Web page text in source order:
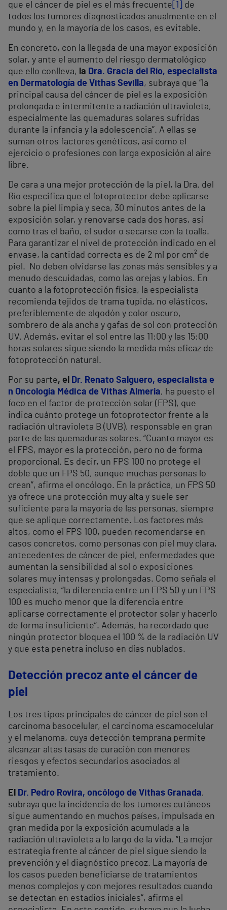
que el cáncer de piel es el más frecuente [1]
de
todos los tumores diagnosticados anualmente en el
mundo y, en la mayoría de los casos, es evitable.
En concreto, con la llegada de una mayor exposición
solar, y ante el aumento del riesgo dermatológico
que ello conlleva, la Dra. Gracia del Río, especialista
en Dermatología de Vithas Sevilla, subraya que “la
principal causa del cáncer de piel es la exposición
prolongada e intermitente a radiación ultravioleta,
especialmente las quemaduras solares sufridas
durante la infancia y la adolescencia”. A ellas se
suman otros factores genéticos, así como el
ejercicio o profesiones con larga exposición al aire
libre.
De cara a una mejor protección de la piel, la Dra. del
Río especifica que el fotoprotector debe aplicarse
sobre la piel limpia y seca, 30 minutos antes de la
exposición solar, y renovarse cada dos horas, así
como tras el baño, el sudor o secarse con la toalla.
Para garantizar el nivel de protección indicado en el
envase, la cantidad correcta es de 2 ml por cm² de
piel. No deben olvidarse las zonas más sensibles y a
menudo descuidadas, como las orejas y labios. En
cuanto a la fotoprotección física, la especialista
recomienda tejidos de trama tupida, no elásticos,
preferiblemente de algodón y color oscuro,
sombrero de ala ancha y gafas de sol con protección
UV. Además, evitar el sol entre las 11:00 y las 15:00
horas solares sigue siendo la medida más eficaz de
fotoprotección natural.
Por su parte, el
Dr. Renato Salguero, especialista e
n Oncología Médica de Vithas Almería, ha puesto el
foco en el factor de protección solar (FPS), que
indica cuánto protege un fotoprotector frente a la
radiación ultravioleta B (UVB), responsable en gran
parte de las quemaduras solares. “Cuanto mayor es
el FPS, mayor es la protección, pero no de forma
proporcional. Es decir, un FPS 100 no protege el
doble que un FPS 50, aunque muchas personas lo
crean”, afirma el oncólogo. En la práctica, un FPS 50
ya ofrece una protección muy alta y suele ser
suficiente para la mayoría de las personas, siempre
que se aplique correctamente. Los factores más
altos, como el FPS 100, pueden recomendarse en
casos concretos, como personas con piel muy clara,
antecedentes de cáncer de piel, enfermedades que
aumentan la sensibilidad al sol o exposiciones
solares muy intensas y prolongadas. Como señala el
especialista, “la diferencia entre un FPS 50 y un FPS
100 es mucho menor que la diferencia entre
aplicarse correctamente el protector solar y hacerlo
de forma insuficiente”. Además, ha recordado que
ningún protector bloquea el 100 % de la radiación UV
y que esta penetra incluso en días nublados.
Detección precoz ante el cáncer de
piel
Los tres tipos principales de cáncer de piel son el
carcinoma basocelular, el carcinoma escamocelular
y el melanoma, cuya detección temprana permite
alcanzar altas tasas de curación con menores
riesgos y efectos secundarios asociados al
tratamiento.
El Dr. Pedro Rovira, oncólogo de Vithas Granada,
subraya que la incidencia de los tumores cutáneos
sigue aumentando en muchos países, impulsada en
gran medida por la exposición acumulada a la
radiación ultravioleta a lo largo de la vida. “La mejor
estrategia frente al cáncer de piel sigue siendo la
prevención y el diagnóstico precoz. La mayoría de
los casos pueden beneficiarse de tratamientos
menos complejos y con mejores resultados cuando
se detectan en estadios iniciales“, afirma el